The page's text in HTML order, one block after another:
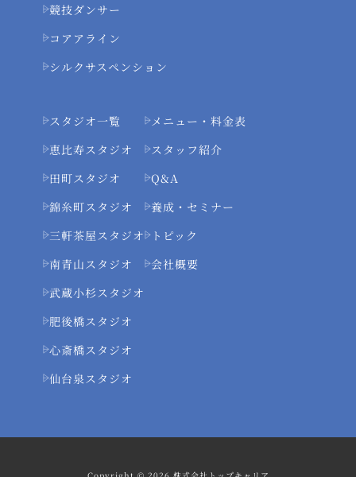
競技ダンサー
コアアライン
シルクサスペンション
スタジオ一覧
恵比寿スタジオ
田町スタジオ
錦糸町スタジオ
三軒茶屋スタジオ
南青山スタジオ
武蔵小杉スタジオ
肥後橋スタジオ
心斎橋スタジオ
仙台泉スタジオ
メニュー・料金表
スタッフ紹介
Q&A
養成・セミナー
トピック
会社概要